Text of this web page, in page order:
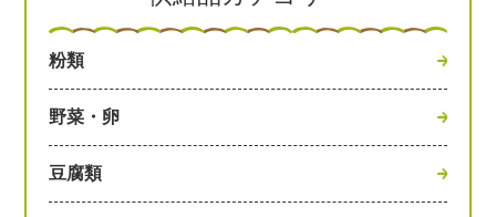
粉類
野菜・卵
豆腐類